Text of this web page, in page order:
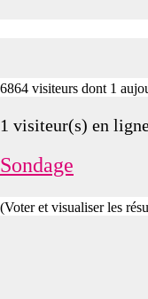
6864 visiteurs dont 1
1 visiteur(s) en
Sondage
(Voter et visualiser les